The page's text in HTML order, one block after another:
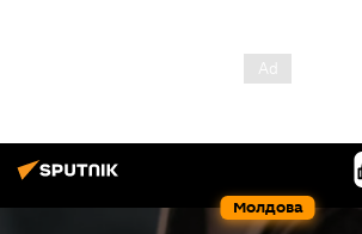
Молдова